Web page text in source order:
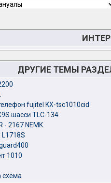
ДРУГИЕ ТЕМЫ
fujitel KX-tsc1010cid
шасси TLC-134
- 2167 NEMK
L1718S
1010
схема